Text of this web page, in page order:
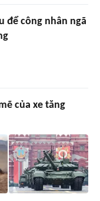
để công nhân ngã
của xe tăng